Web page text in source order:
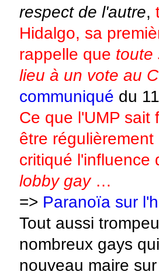
respect de l'autre,
Hidalgo, sa
rappelle que toute
lieu à un vote au
communiqué du
Ce que l'UMP sait
être
critiqué l'influence
lobby gay …
=> Paranoïa sur
Tout aussi
nombreux gays
nouveau maire